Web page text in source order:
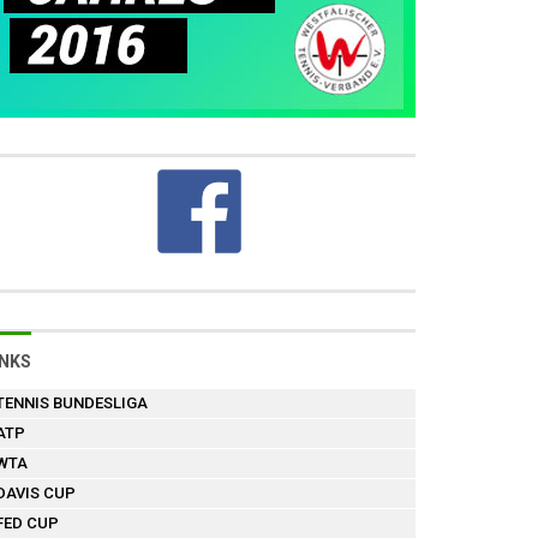
BUNDESLIGA
CUP
CUP